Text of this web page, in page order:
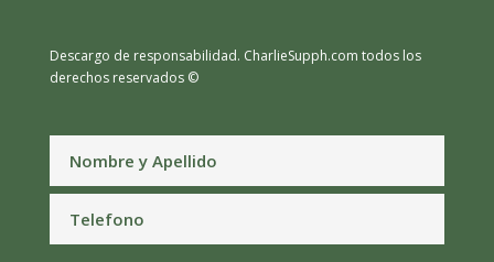
Descargo de responsabilidad. CharlieSupph.com todos los
derechos reservados ©